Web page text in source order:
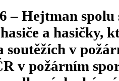
– Hejtman
a hasičky,
soutěžích v
v požárním